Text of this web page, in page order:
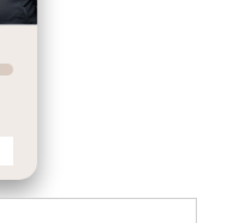
repríza